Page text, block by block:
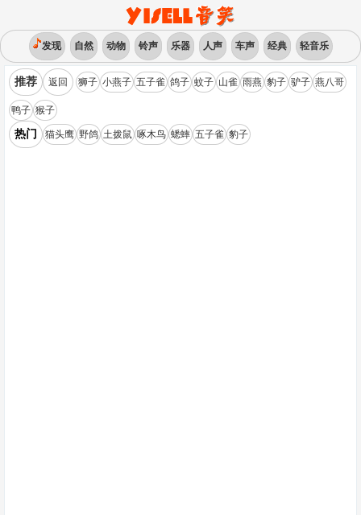
发现 自然 动物 铃声 乐器 人声 车声 经典 轻音乐
推荐 返回 狮子 小燕子 五子雀 鸽子 蚊子 山雀 雨燕 豹子 驴子 燕八哥
鸭子 猴子
热门 猫头鹰 野鸽 土拨鼠 啄木鸟 蟋蟀 五子雀 豹子